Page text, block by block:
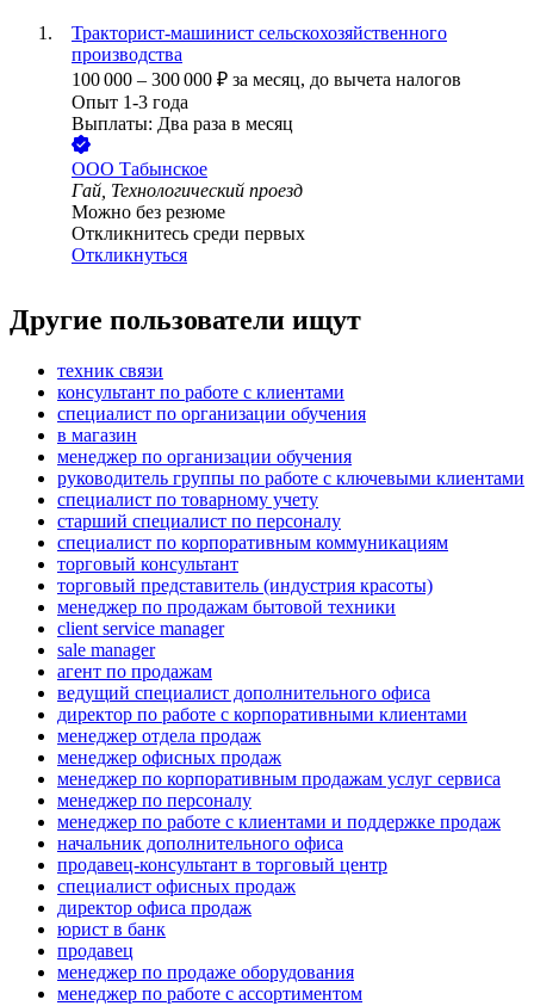
Тракторист-машинист сельскохозяйственного
производства
100 000 – 300 000 ₽ за месяц, до вычета налогов
Опыт 1-3 года
Выплаты: Два раза в месяц
ООО Табынское
Гай, Технологический проезд
Можно без резюме
Откликнитесь среди первых
Откликнуться
Другие пользователи ищут
техник связи
консультант по работе с клиентами
специалист по организации обучения
в магазин
менеджер по организации обучения
руководитель группы по работе с ключевыми клиентами
специалист по товарному учету
старший специалист по персоналу
специалист по корпоративным коммуникациям
торговый консультант
торговый представитель (индустрия красоты)
менеджер по продажам бытовой техники
client service manager
sale manager
агент по продажам
ведущий специалист дополнительного офиса
директор по работе с корпоративными клиентами
менеджер отдела продаж
менеджер офисных продаж
менеджер по корпоративным продажам услуг сервиса
менеджер по персоналу
менеджер по работе с клиентами и поддержке продаж
начальник дополнительного офиса
продавец-консультант в торговый центр
специалист офисных продаж
директор офиса продаж
юрист в банк
продавец
менеджер по продаже оборудования
менеджер по работе с ассортиментом